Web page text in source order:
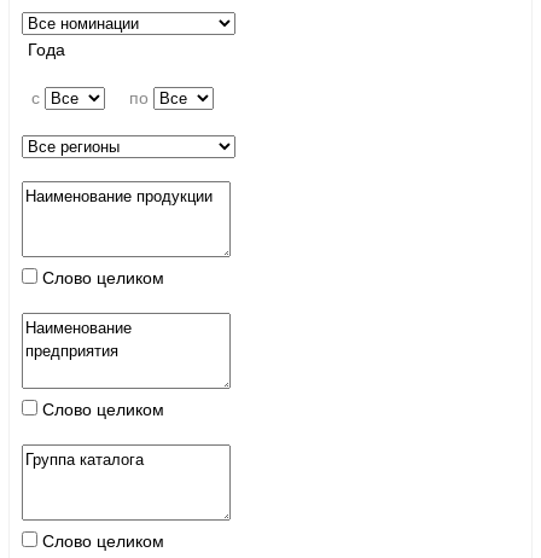
Года
c по
Слово целиком
Слово целиком
Слово целиком